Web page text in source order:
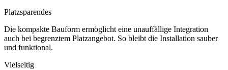
Platzsparendes
Die kompakte Bauform ermöglicht eine unauffällige Integration
auch bei begrenztem Platzangebot. So bleibt die Installation sauber
und funktional.
Vielseitig